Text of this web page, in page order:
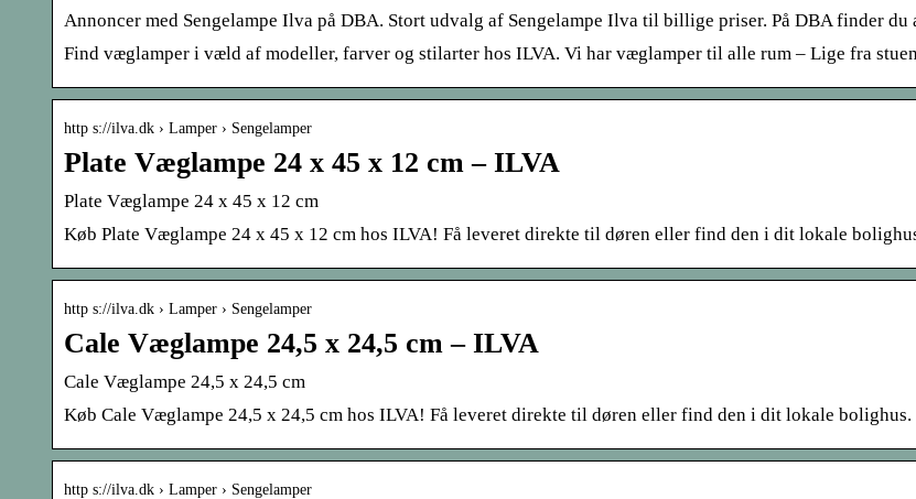
Annoncer med Sengelampe Ilva på DBA. Stort udvalg af Sengelampe Ilva til billige priser. På DBA finder
Find væglamper i væld af modeller, farver og stilarter hos ILVA. Vi har væglamper til alle rum – Lige fra
http s://ilva.dk › Lamper › Sengelamper
Plate Væglampe 24 x 45 x 12 cm – ILVA
Plate Væglampe 24 x 45 x 12 cm
Køb Plate Væglampe 24 x 45 x 12 cm hos ILVA! Få leveret direkte til døren eller find den i dit lokale
http s://ilva.dk › Lamper › Sengelamper
Cale Væglampe 24,5 x 24,5 cm – ILVA
Cale Væglampe 24,5 x 24,5 cm
Køb Cale Væglampe 24,5 x 24,5 cm hos ILVA! Få leveret direkte til døren eller find den i dit lokale bolighus.
http s://ilva.dk › Lamper › Sengelamper